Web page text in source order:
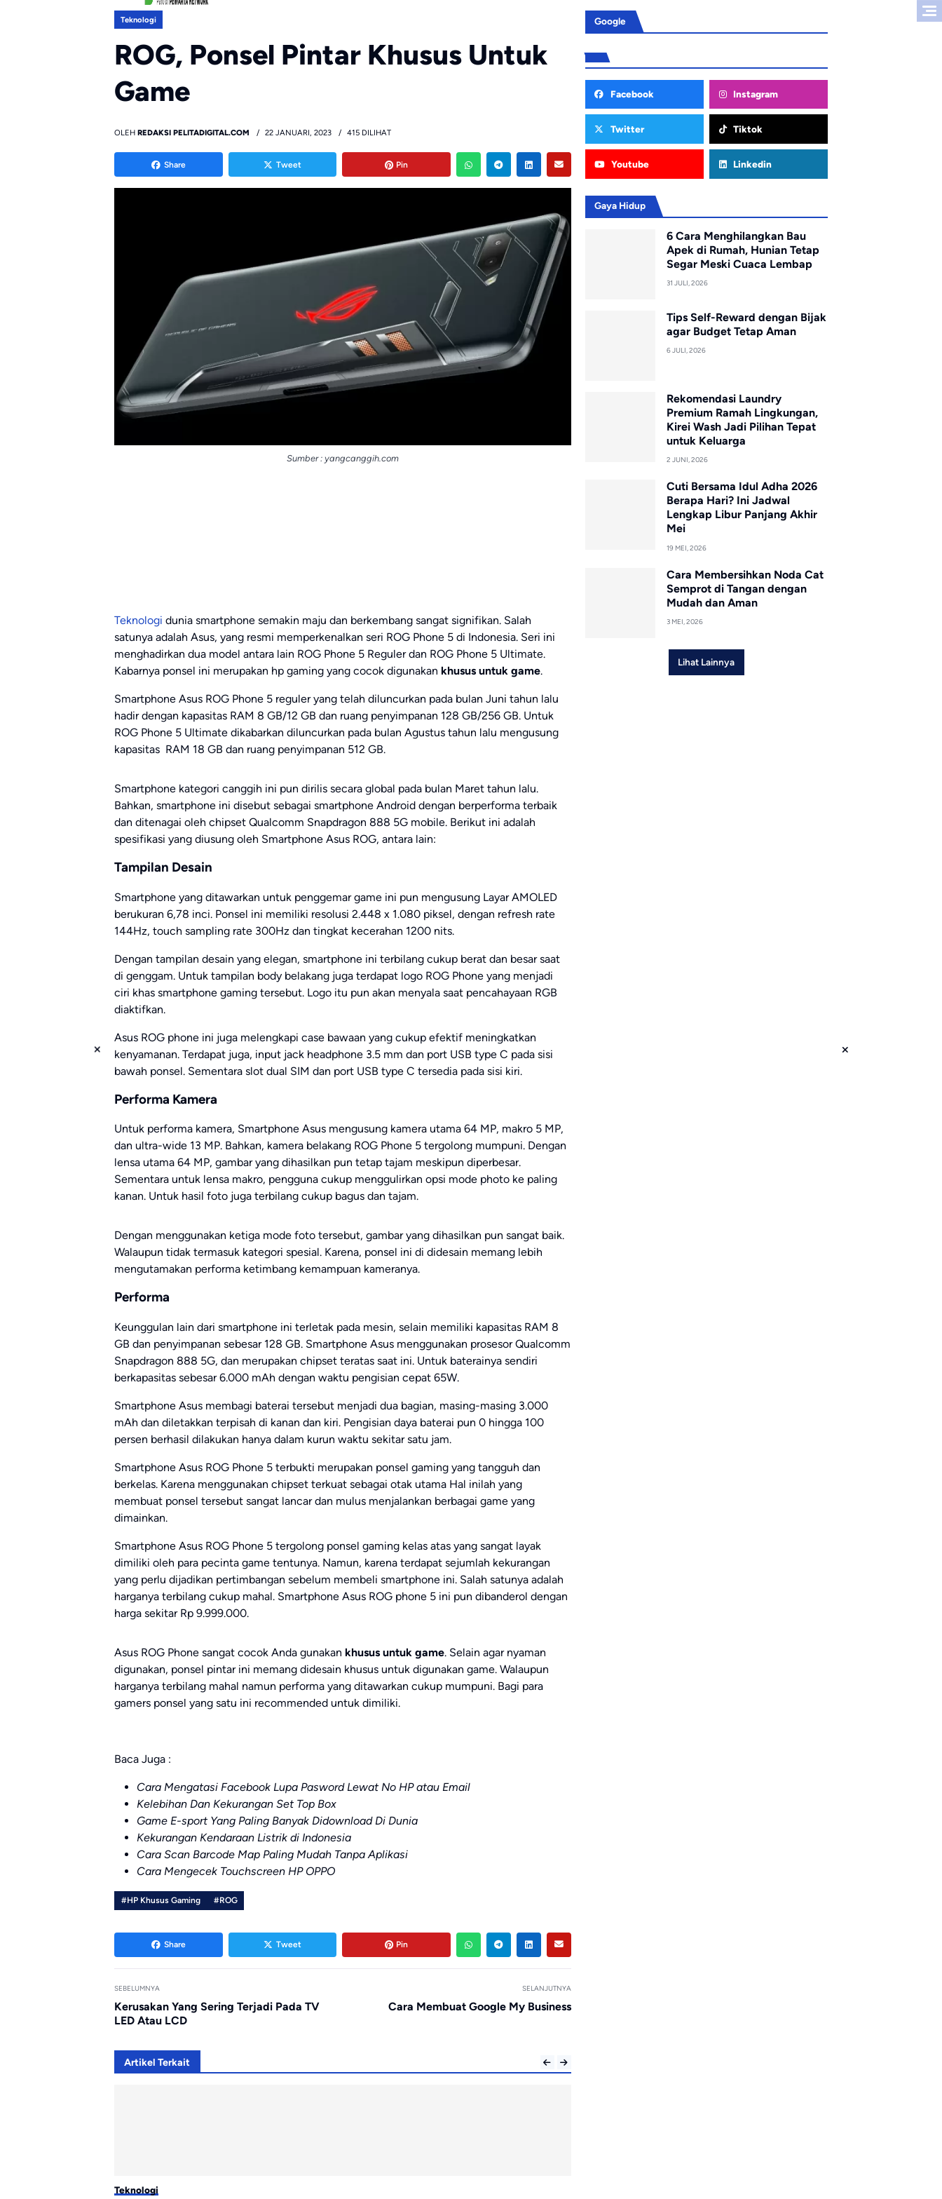
Teknologi
ROG, Ponsel Pintar Khusus Untuk
Game
OLEH REDAKSI PELITADIGITAL.COM 22 JANUARI, 2023 415 DILIHAT
Share Tweet Pin
Sumber : yangcanggih.com
Teknologi dunia smartphone semakin maju dan berkembang sangat signifikan. Salah
satunya adalah Asus, yang resmi memperkenalkan seri ROG Phone 5 di Indonesia. Seri ini
menghadirkan dua model antara lain ROG Phone 5 Reguler dan ROG Phone 5 Ultimate.
Kabarnya ponsel ini merupakan hp gaming yang cocok digunakan khusus untuk game.
Smartphone Asus ROG Phone 5 reguler yang telah diluncurkan pada bulan Juni tahun lalu
hadir dengan kapasitas RAM 8 GB/12 GB dan ruang penyimpanan 128 GB/256 GB. Untuk
ROG Phone 5 Ultimate dikabarkan diluncurkan pada bulan Agustus tahun lalu mengusung
kapasitas RAM 18 GB dan ruang penyimpanan 512 GB.
Smartphone kategori canggih ini pun dirilis secara global pada bulan Maret tahun lalu.
Bahkan, smartphone ini disebut sebagai smartphone Android dengan berperforma terbaik
dan ditenagai oleh chipset Qualcomm Snapdragon 888 5G mobile. Berikut ini adalah
spesifikasi yang diusung oleh Smartphone Asus ROG, antara lain:
Tampilan Desain
Smartphone yang ditawarkan untuk penggemar game ini pun mengusung Layar AMOLED
berukuran 6,78 inci. Ponsel ini memiliki resolusi 2.448 x 1.080 piksel, dengan refresh rate
144Hz, touch sampling rate 300Hz dan tingkat kecerahan 1200 nits.
Dengan tampilan desain yang elegan, smartphone ini terbilang cukup berat dan besar saat
di genggam. Untuk tampilan body belakang juga terdapat logo ROG Phone yang menjadi
ciri khas smartphone gaming tersebut. Logo itu pun akan menyala saat pencahayaan RGB
diaktifkan.
Asus ROG phone ini juga melengkapi case bawaan yang cukup efektif meningkatkan
kenyamanan. Terdapat juga, input jack headphone 3.5 mm dan port USB type C pada sisi
bawah ponsel. Sementara slot dual SIM dan port USB type C tersedia pada sisi kiri.
Performa Kamera
Untuk performa kamera, Smartphone Asus mengusung kamera utama 64 MP, makro 5 MP,
dan ultra-wide 13 MP. Bahkan, kamera belakang ROG Phone 5 tergolong mumpuni. Dengan
lensa utama 64 MP, gambar yang dihasilkan pun tetap tajam meskipun diperbesar.
Sementara untuk lensa makro, pengguna cukup menggulirkan opsi mode photo ke paling
kanan. Untuk hasil foto juga terbilang cukup bagus dan tajam.
Dengan menggunakan ketiga mode foto tersebut, gambar yang dihasilkan pun sangat baik.
Walaupun tidak termasuk kategori spesial. Karena, ponsel ini di didesain memang lebih
mengutamakan performa ketimbang kemampuan kameranya.
Performa
Keunggulan lain dari smartphone ini terletak pada mesin, selain memiliki kapasitas RAM 8
GB dan penyimpanan sebesar 128 GB. Smartphone Asus menggunakan prosesor Qualcomm
Snapdragon 888 5G, dan merupakan chipset teratas saat ini. Untuk baterainya sendiri
berkapasitas sebesar 6.000 mAh dengan waktu pengisian cepat 65W.
Smartphone Asus membagi baterai tersebut menjadi dua bagian, masing-masing 3.000
mAh dan diletakkan terpisah di kanan dan kiri. Pengisian daya baterai pun 0 hingga 100
persen berhasil dilakukan hanya dalam kurun waktu sekitar satu jam.
Smartphone Asus ROG Phone 5 terbukti merupakan ponsel gaming yang tangguh dan
berkelas. Karena menggunakan chipset terkuat sebagai otak utama Hal inilah yang
membuat ponsel tersebut sangat lancar dan mulus menjalankan berbagai game yang
dimainkan.
Smartphone Asus ROG Phone 5 tergolong ponsel gaming kelas atas yang sangat layak
dimiliki oleh para pecinta game tentunya. Namun, karena terdapat sejumlah kekurangan
yang perlu dijadikan pertimbangan sebelum membeli smartphone ini. Salah satunya adalah
harganya terbilang cukup mahal. Smartphone Asus ROG phone 5 ini pun dibanderol dengan
harga sekitar Rp 9.999.000.
Asus ROG Phone sangat cocok Anda gunakan khusus untuk game. Selain agar nyaman
digunakan, ponsel pintar ini memang didesain khusus untuk digunakan game. Walaupun
harganya terbilang mahal namun performa yang ditawarkan cukup mumpuni. Bagi para
gamers ponsel yang satu ini recommended untuk dimiliki.
Baca Juga :
Cara Mengatasi Facebook Lupa Pasword Lewat No HP atau Email
Kelebihan Dan Kekurangan Set Top Box
Game E-sport Yang Paling Banyak Didownload Di Dunia
Kekurangan Kendaraan Listrik di Indonesia
Cara Scan Barcode Map Paling Mudah Tanpa Aplikasi
Cara Mengecek Touchscreen HP OPPO
#HP Khusus Gaming #ROG
Share Tweet Pin
SEBELUMNYA
Kerusakan Yang Sering Terjadi Pada TV
LED Atau LCD
SELANJUTNYA
Cara Membuat Google My Business
Artikel Terkait
Teknologi
Google
Facebook Instagram
Twitter Tiktok
Youtube Linkedin
Gaya Hidup
6 Cara Menghilangkan Bau
Apek di Rumah, Hunian Tetap
Segar Meski Cuaca Lembap
31 JULI, 2026
Tips Self-Reward dengan Bijak
agar Budget Tetap Aman
6 JULI, 2026
Rekomendasi Laundry
Premium Ramah Lingkungan,
Kirei Wash Jadi Pilihan Tepat
untuk Keluarga
2 JUNI, 2026
Cuti Bersama Idul Adha 2026
Berapa Hari? Ini Jadwal
Lengkap Libur Panjang Akhir
Mei
19 MEI, 2026
Cara Membersihkan Noda Cat
Semprot di Tangan dengan
Mudah dan Aman
3 MEI, 2026
Lihat Lainnya